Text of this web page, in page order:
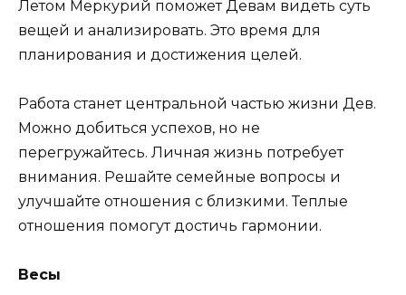
Летом Меркурий поможет Девам видеть суть
вещей и анализировать. Это время для
планирования и достижения целей.
Работа станет центральной частью жизни Дев.
Можно добиться успехов, но не
перегружайтесь. Личная жизнь потребует
внимания. Решайте семейные вопросы и
улучшайте отношения с близкими. Теплые
отношения помогут достичь гармонии.
Весы